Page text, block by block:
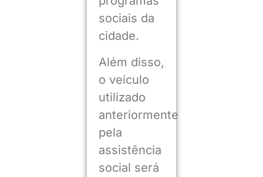
sociais da
cidade.
Além disso,
o veículo
utilizado
anteriormente
pela
assistência
social será